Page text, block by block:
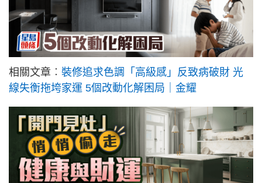
相關文章︰ 裝修追求色調「高級感」反致病破財 光
線失衡拖垮家運 5個改動化解困局｜金耀